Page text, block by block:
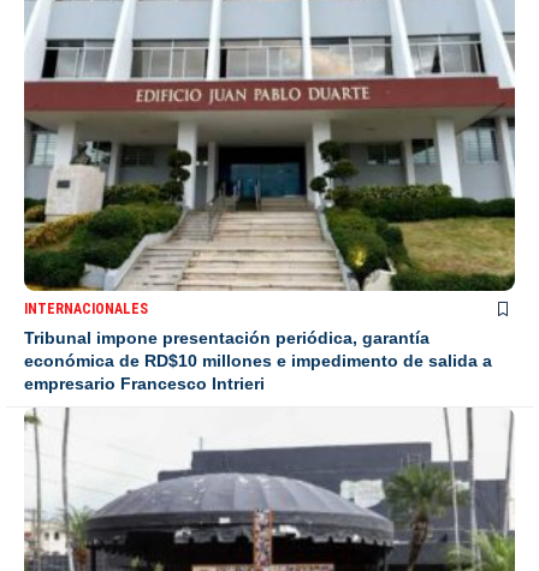
INTERNACIONALES
Tribunal impone presentación periódica, garantía
económica de RD$10 millones e impedimento de salida a
empresario Francesco Intrieri